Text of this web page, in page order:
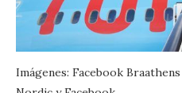
Imágenes: Facebook